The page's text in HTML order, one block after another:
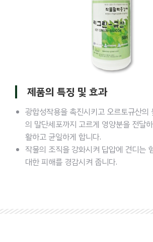
제품의 특징 및 효과
광합성작용을 촉진시키고 오르토규산의
의 말단세포까지 고르게 영양분을 전달
활하고 균일하게 합니다.
작물의 조직을 강화시켜 답압에 견디는
대한 피해를 경감시켜 줍니다.